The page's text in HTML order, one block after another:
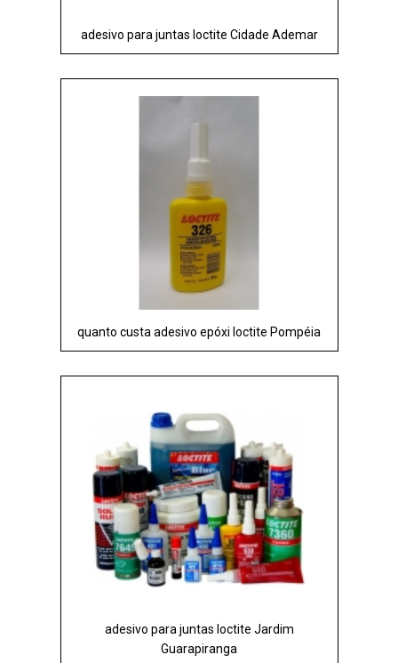
adesivo para juntas loctite Cidade Ademar
quanto custa adesivo epóxi loctite Pompéia
adesivo para juntas loctite Jardim
Guarapiranga